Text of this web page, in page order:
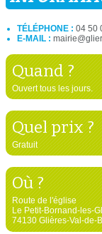
TÉLÉPHONE : 04 50
E-MAIL :
Quand ?
Ouvert tous les jours.
Quel prix ?
Gratuit
Où ?
Route de l'église
Le Petit-Bornand-les-
74130 Glières-Val-de-